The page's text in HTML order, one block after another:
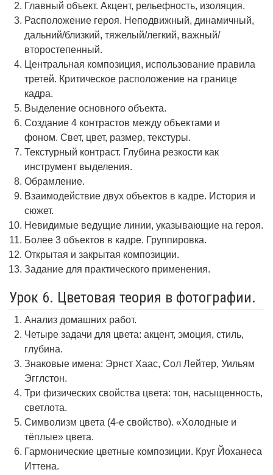
Главный объект. Акцент, рельефность, изоляция.
Расположение героя. Неподвижный, динамичный,
дальний/близкий, тяжелый/легкий, важный/
второстепенный.
Центральная композиция, использование правила
третей. Критическое расположение на границе
кадра.
Выделение основного объекта.
Создание 4 контрастов между объектами и
фоном. Свет, цвет, размер, текстуры.
Текстурный контраст. Глубина резкости как
инструмент выделения.
Обрамление.
Взаимодействие двух объектов в кадре. История и
сюжет.
Невидимые ведущие линии, указывающие на героя.
Более 3 объектов в кадре. Группировка.
Открытая и закрытая композиции.
Задание для практического применения.
Урок 6. Цветовая теория в фотографии.
Анализ домашних работ.
Четыре задачи для цвета: акцент, эмоция, стиль,
глубина.
Знаковые имена: Эрнст Хаас, Сол Лейтер, Уильям
Эгглстон.
Три физических свойства цвета: тон, насыщенность,
светлота.
Символизм цвета (4-е свойство). «Холодные и
тёплые» цвета.
Гармонические цветные композиции. Круг Йоханеса
Иттена.